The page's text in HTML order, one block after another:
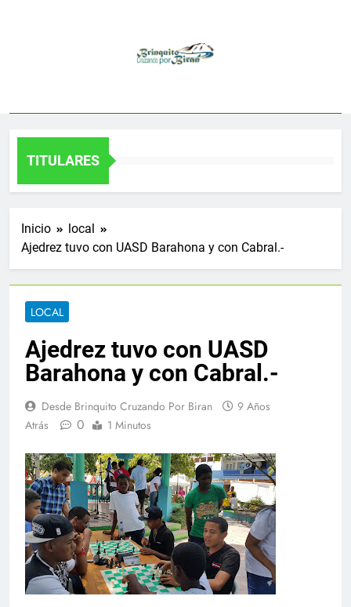
TITULARES
Inicio
local
Ajedrez tuvo con UASD Barahona y con Cabral.-
LOCAL
Ajedrez tuvo con UASD
Barahona y con Cabral.-
Desde Brinquito Cruzando Por Biran
9 Años
Atrás
0 1 Minutos